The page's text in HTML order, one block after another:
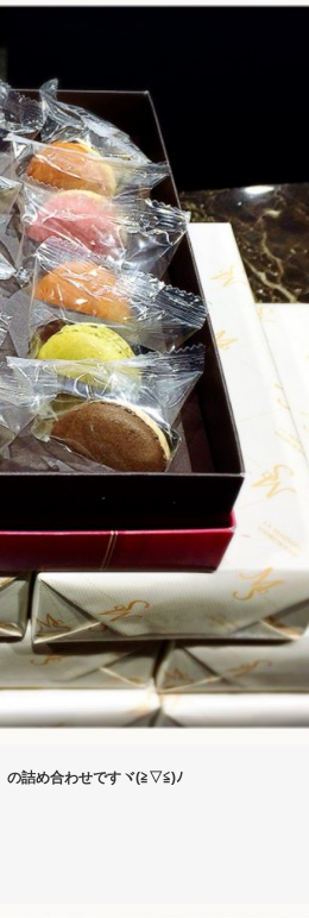
の詰め合わせですヾ(≧▽≦)ﾉ